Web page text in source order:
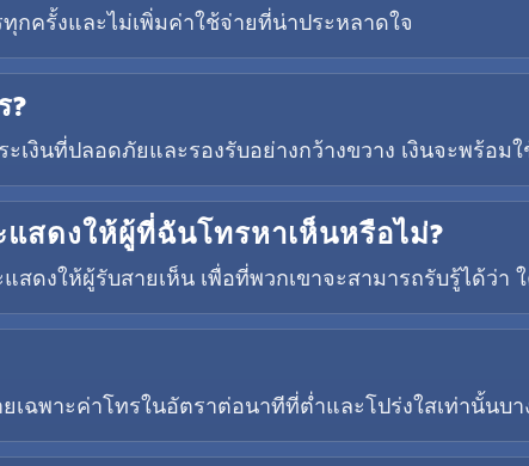
กครั้งและไม่เพิ่มค่าใช้จ่ายที่น่าประหลาดใจ
?
เงินที่ปลอดภัยและรองรับอย่างกว้างขวาง เงินจะพร้อม
สดงให้ผู้ที่ฉันโทรหาเห็นหรือไม่?
ดงให้ผู้รับสายเห็น เพื่อที่พวกเขาจะสามารถรับรู้ได้ว่า
ฉพาะค่าโทรในอัตราต่อนาทีที่ต่ำและโปร่งใสเท่านั้นบ